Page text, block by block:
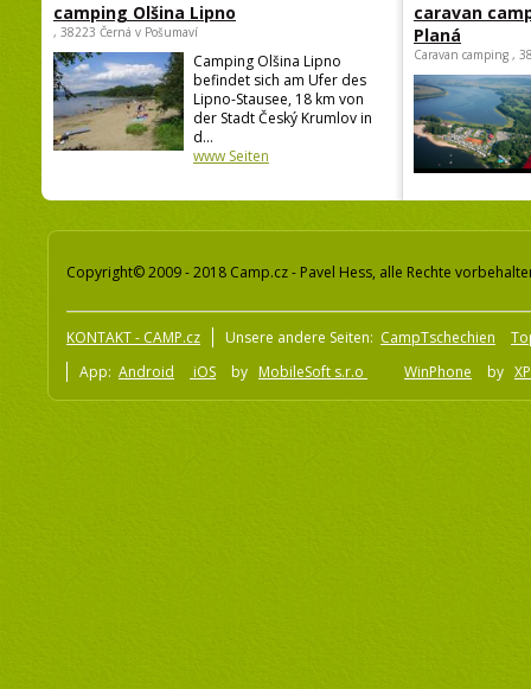
camping Olšina Lipno
, 38223 Černá v Pošumaví
Camping Olšina Lipno
befindet sich am Ufer des
Lipno-Stausee, 18 km von
der Stadt Český Krumlov in
d...
www Seiten
caravan
Planá
Caravan camping ,
Copyright© 2009 - 2018 Camp.cz - Pavel Hess, alle Rechte
KONTAKT - CAMP.cz Unsere andere Seiten: CampTschechien
App: Android iOS by MobileSoft s.r.o WinPhone by